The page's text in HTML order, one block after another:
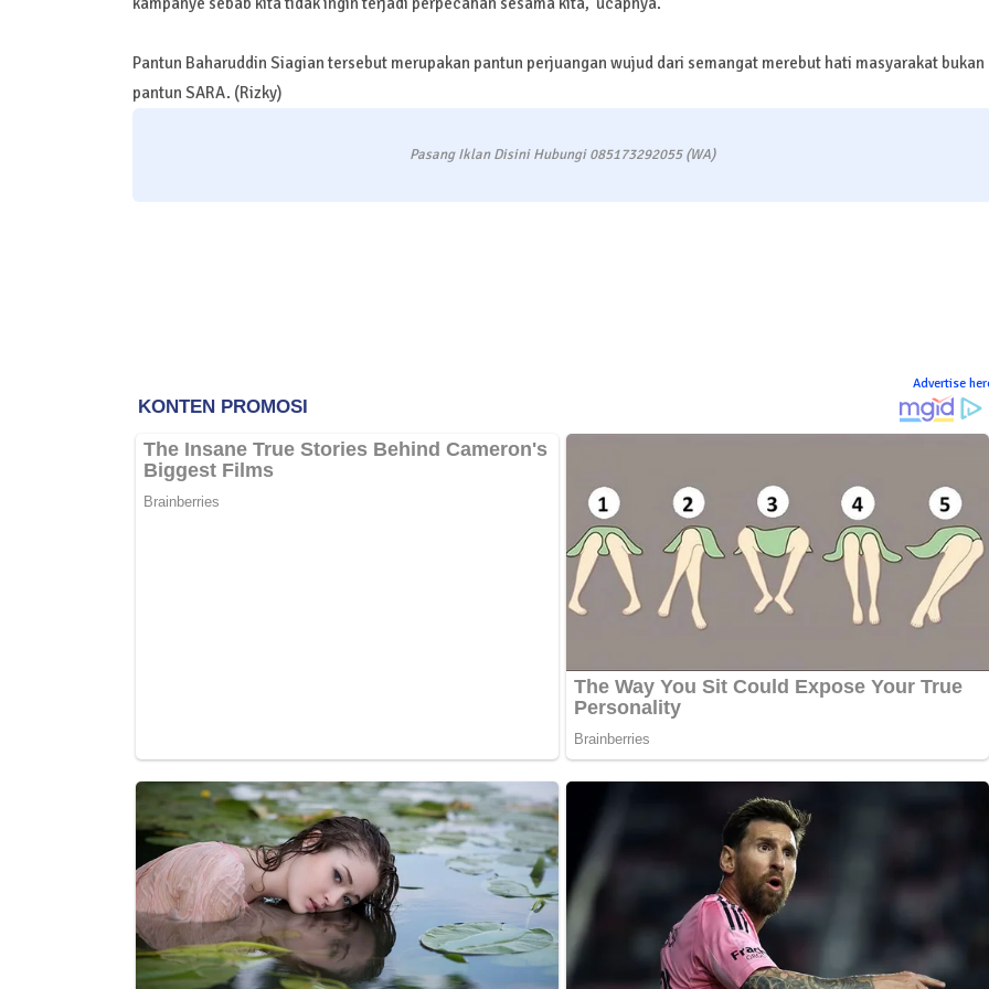
Pantun Baharuddin Siagian tersebut merupakan pantun perjuangan wujud dari semangat merebut hati masyarakat bukan
pantun SARA. (Rizky)
Pasang Iklan Disini Hubungi 085173292055 (WA)
Advertise